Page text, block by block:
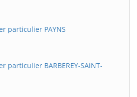
particulier PAYNS
particulier BARBEREY-SAiNT-